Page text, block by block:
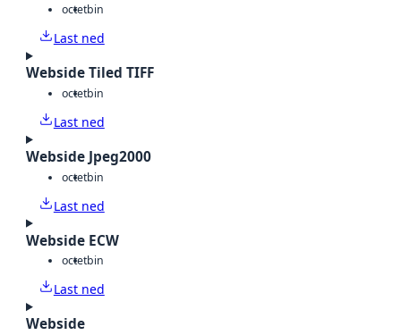
octetbin
Last ned
Webside Tiled TIFF
octetbin
Last ned
Webside Jpeg2000
octetbin
Last ned
Webside ECW
octetbin
Last ned
Webside